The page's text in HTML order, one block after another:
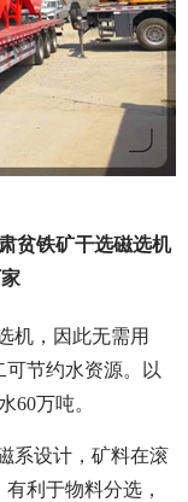
贫铁矿干选磁选机
机，因此无需用
节约水资源。以
60万吨。
系设计，矿料在滚
利于物料分选，